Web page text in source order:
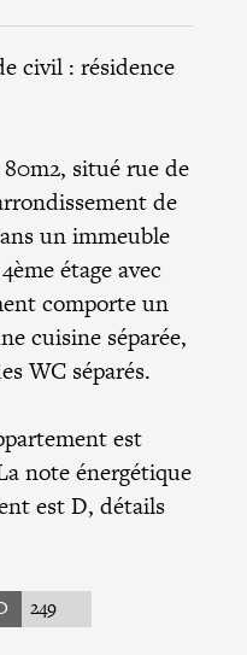
civil : résidence
situé rue de
de
un immeuble
étage avec
comporte un
cuisine séparée,
WC séparés.
est
note énergétique
est D, détails
249